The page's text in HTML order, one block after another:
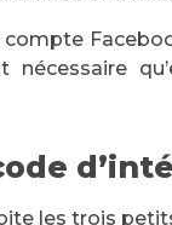
les trois